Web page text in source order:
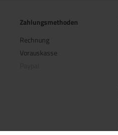
Zahlungsmethoden
Rechnung
Vorauskasse